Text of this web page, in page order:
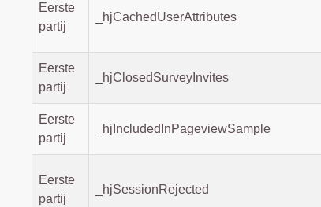
Eerste
partij
_hjCachedUserAttributes
Eerste
partij
_hjClosedSurveyInvites
Eerste
partij
_hjIncludedInPageviewSample
Eerste
partij
_hjSessionRejected